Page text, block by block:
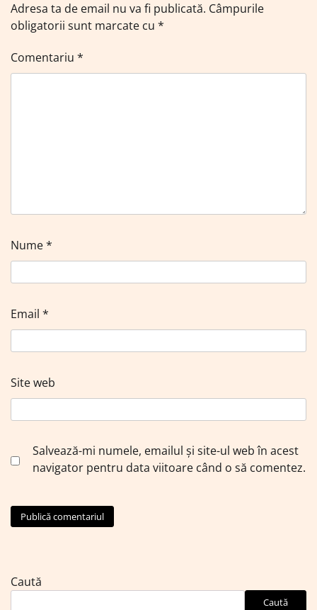
Adresa ta de email nu va fi publicată. Câmpurile
obligatorii sunt marcate cu *
Comentariu *
Nume*
Email *
Site web
Salvează-mi numele, emailul și site-ul web în acest
navigator pentru data viitoare când o să comentez.
Caută
Caută